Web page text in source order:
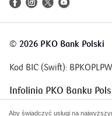
© 2026 PKO Bank Polski
Kod BIC (Swift): BPKOPLPW
Infolinia PKO Banku
Aby świadczyć usługi na